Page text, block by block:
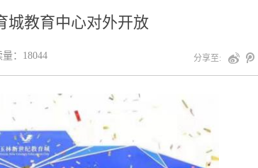
城教育中心对外开放
：18044 分享至: